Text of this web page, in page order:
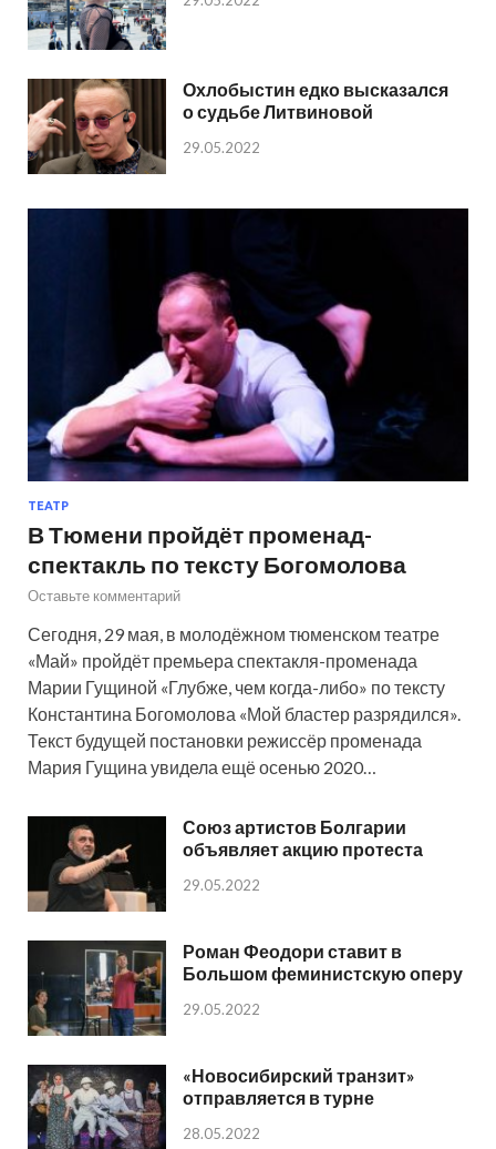
Охлобыстин едко высказался
о судьбе Литвиновой
29.05.2022
ТЕАТР
В Тюмени пройдёт променад-
спектакль по тексту Богомолова
Оставьте комментарий
Сегодня, 29 мая, в молодёжном тюменском театре
«Май» пройдёт премьера спектакля-променада
Марии Гущиной «Глубже, чем когда-либо» по тексту
Константина Богомолова «Мой бластер разрядился».
Текст будущей постановки режиссёр променада
Мария Гущина увидела ещё осенью 2020…
Союз артистов Болгарии
объявляет акцию протеста
29.05.2022
Роман Феодори ставит в
Большом феминистскую оперу
29.05.2022
«Новосибирский транзит»
отправляется в турне
28.05.2022